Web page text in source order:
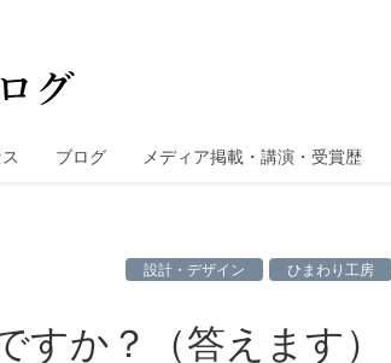
ブログ メディア掲載・講演・受賞歴
ひまわり工房
設計・デザイン
すか？（答えます）